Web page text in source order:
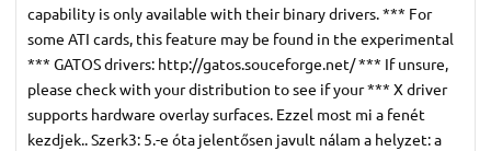
capability is only available with their binary drivers. *** For
some ATI cards, this feature may be found in the experimental
*** GATOS drivers: http://gatos.souceforge.net/ *** If unsure,
please check with your distribution to see if your *** X driver
supports hardware overlay surfaces. Ezzel most mi a fenét
kezdjek.. Szerk3: 5.-e óta jelentősen javult nálam a helyzet: a